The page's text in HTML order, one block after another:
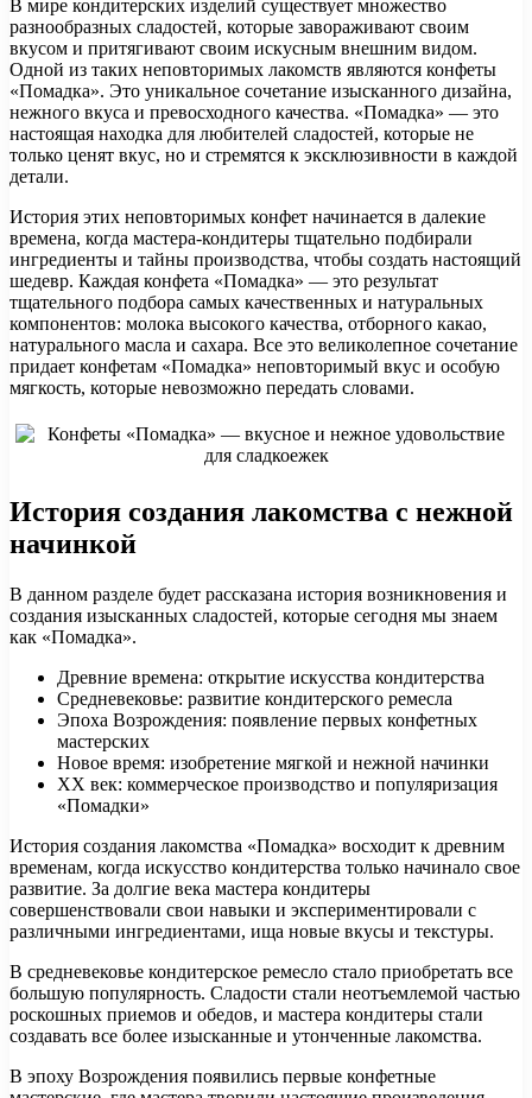
В мире кондитерских изделий существует множество
разнообразных сладостей, которые завораживают своим
вкусом и притягивают своим искусным внешним видом.
Одной из таких неповторимых лакомств являются конфеты
«Помадка». Это уникальное сочетание изысканного дизайна,
нежного вкуса и превосходного качества. «Помадка» — это
настоящая находка для любителей сладостей, которые не
только ценят вкус, но и стремятся к эксклюзивности в каждой
детали.
История этих неповторимых конфет начинается в далекие
времена, когда мастера-кондитеры тщательно подбирали
ингредиенты и тайны производства, чтобы создать настоящий
шедевр. Каждая конфета «Помадка» — это результат
тщательного подбора самых качественных и натуральных
компонентов: молока высокого качества, отборного какао,
натурального масла и сахара. Все это великолепное сочетание
придает конфетам «Помадка» неповторимый вкус и особую
мягкость, которые невозможно передать словами.
История создания лакомства с нежной
начинкой
В данном разделе будет рассказана история возникновения и
создания изысканных сладостей, которые сегодня мы знаем
как «Помадка».
Древние времена: открытие искусства кондитерства
Средневековье: развитие кондитерского ремесла
Эпоха Возрождения: появление первых конфетных
мастерских
Новое время: изобретение мягкой и нежной начинки
XX век: коммерческое производство и популяризация
«Помадки»
История создания лакомства «Помадка» восходит к древним
временам, когда искусство кондитерства только начинало свое
развитие. За долгие века мастера кондитеры
совершенствовали свои навыки и экспериментировали с
различными ингредиентами, ища новые вкусы и текстуры.
В средневековье кондитерское ремесло стало приобретать все
большую популярность. Сладости стали неотъемлемой частью
роскошных приемов и обедов, и мастера кондитеры стали
создавать все более изысканные и утонченные лакомства.
В эпоху Возрождения появились первые конфетные